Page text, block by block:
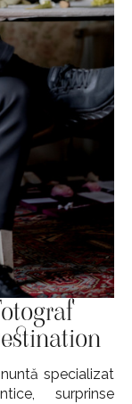
specializat
surprinse